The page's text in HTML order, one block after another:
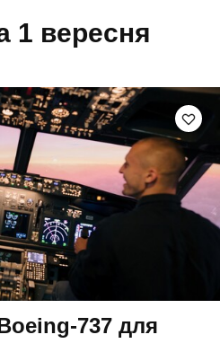
1 вересня
737 для